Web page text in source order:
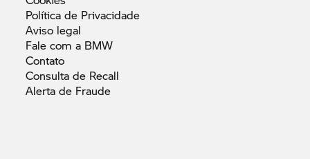
Política de Privacidade
Aviso legal
Fale com a BMW
Contato
Consulta de Recall
Alerta de Fraude